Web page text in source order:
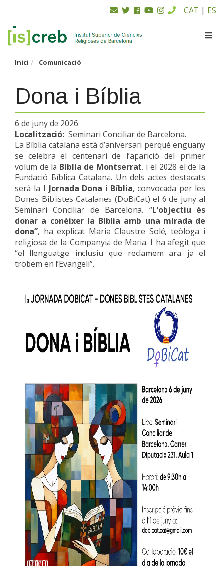
contingut
superior
SK
CAT | ES
Inici Comunicació
Dona i Bíblia
6 de juny de 2026
Localització Seminari Conciliar de Barcelona.
La Bíblia catalana està d’aniversari perquè enguany
se celebra el centenari de l’aparició del primer
volum de la Bíblia de Montserrat, i el 2028 el de la
Fundació Bíblica Catalana. Un dels actes destacats
serà la I Jornada Dona i Bíblia, convocada per les
Dones Biblistes Catalanes (DoBiCat) el 6 de juny al
Seminari Conciliar de Barcelona. “L’objectiu és
donar a conèixer la Bíblia amb una mirada de
dona”, ha explicat Maria Claustre Solé, teòloga i
religiosa de la Companyia de Maria. I ha afegit que
“el llenguatge inclusiu que reclamem ara ja el
trobem en l’Evangeli”.